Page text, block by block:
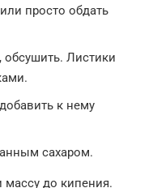
просто обдать
Листики
к нему
сахаром.
массу до кипения.